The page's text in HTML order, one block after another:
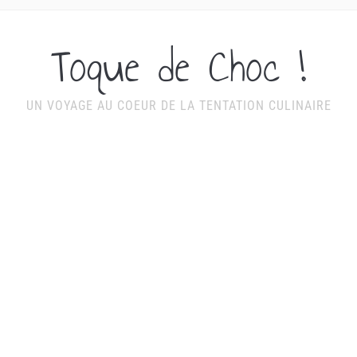
Toque de Choc !
UN VOYAGE AU COEUR DE LA TENTATION CULINAIRE